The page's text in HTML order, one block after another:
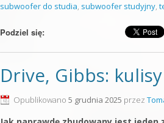
subwoofer do studia, subwoofer studyjny,
Podziel się:
Drive, Gibbs:
Opublikowano 5 grudnia 2025 przez